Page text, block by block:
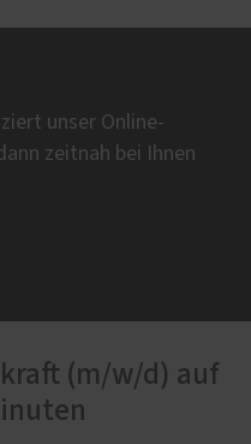
unser Online-
zeitnah bei Ihnen
(m/w/d) auf